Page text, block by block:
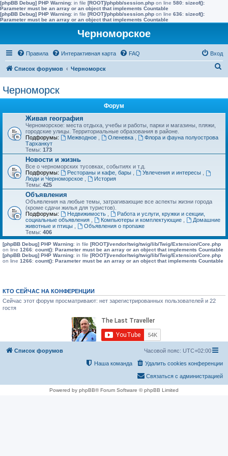
[phpBB Debug] PHP Warning: in file [ROOT]/phpbb/session.php on line 580: sizeof():
Parameter must be an array or an object that implements Countable
[phpBB Debug] PHP Warning: in file [ROOT]/phpbb/session.php on line 636: sizeof():
Parameter must be an array or an object that implements Countable
Черноморское
Правила Интерактивная карта FAQ Вход
Список форумов Черноморск
Черноморск
Форум
Живая география
Черноморское: места отдыха, учебы и работы, парки и магазины, пляжи,
городские улицы. Территориальные образования в районе.
Подфорумы:
Межводное Оленевка
Флора и фауна полуострова
Тарханкут
Темы: 173
Новости и жизнь
Все о черноморских тусовках, событиях и т.д.
Подфорумы:
Рестораны и кафе, бары Увлечения и интересы
Люди и Черноморское
История
Темы: 425
Объявления
Объявления на любые темы, затрагивающие все аспекты жизни города
(кроме сдачи жилья для туристов).
Подфорумы:
Недвижимость
Работа и услуги, кружки и секции,
социальные объявления
Компьютеры и комплектующие
Домашние
животные и птицы
Объявления о пропаже
Темы: 406
[phpBB Debug] PHP Warning: in file [ROOT]/vendor/twig/twig/lib/Twig/Extension/Core.php
on line 1266: count(): Parameter must be an array or an object that implements Countable
[phpBB Debug] PHP Warning: in file [ROOT]/vendor/twig/twig/lib/Twig/Extension/Core.php
on line 1266: count(): Parameter must be an array or an object that implements Countable
КТО СЕЙЧАС НА КОНФЕРЕНЦИИ
Сейчас этот форум просматривают: нет зарегистрированных пользователей и 22
гостя
Список форумов Часовой пояс: UTC+02:00
Удалить cookies конференции
Наша команда
Связаться с администрацией
Powered by phpBB® Forum Software © phpBB Limited